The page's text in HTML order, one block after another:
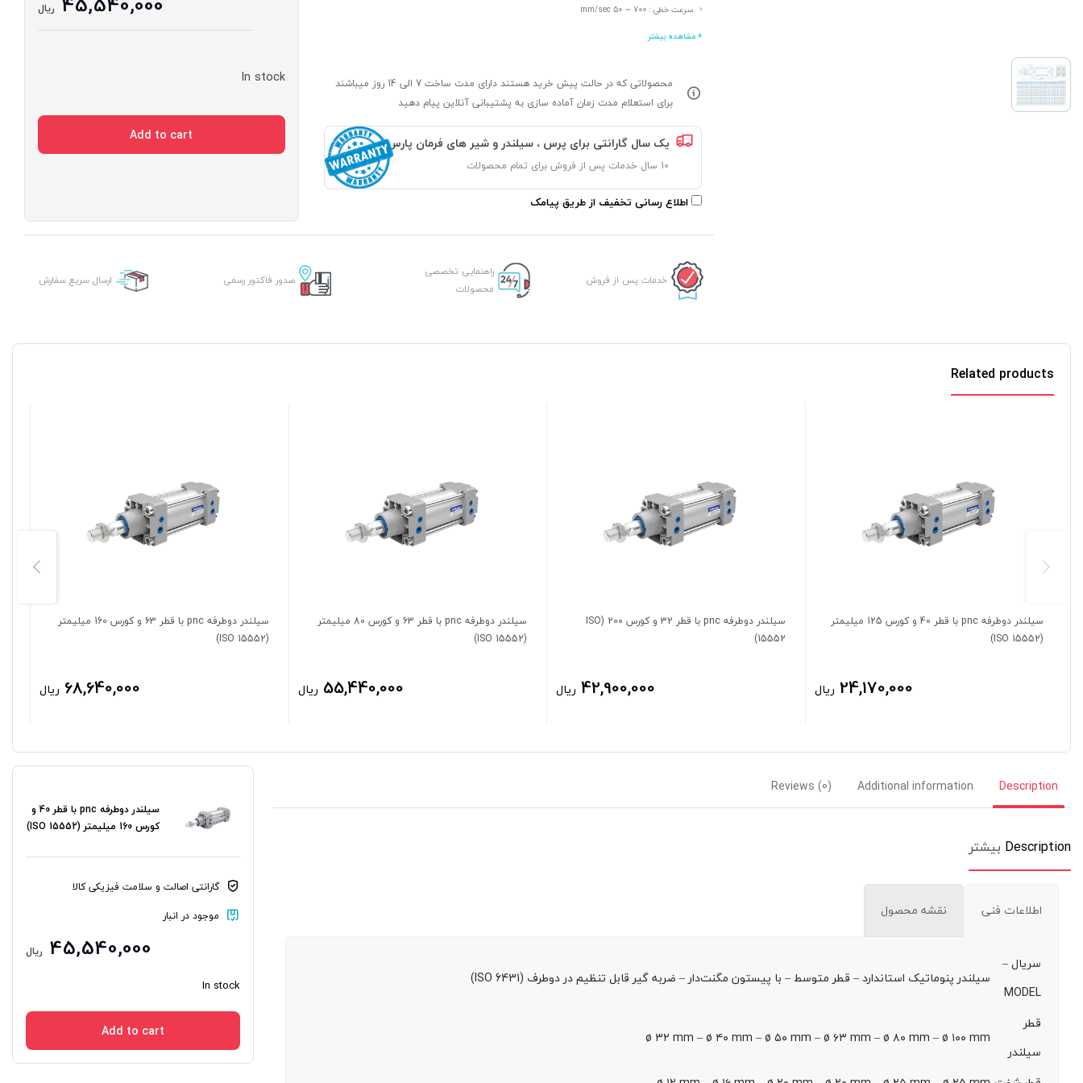
سرعت خطی : 700 ∼ 50 mm/sec
+ مشاهده بیشتر
محصولاتی که در حالت پیش خرید هستند دارای مدت ساخت 7 الی 14 روز میباشند
برای استعلام مدت زمان آماده سازی به پشتیبانی آنلاین پیام دهید
یک سال گارانتی برای پرس ، سیلندر و شیر های فرمان پارس
10 سال خدمات پس از فروش برای تمام محصولات
اطلاع رسانی تخفیف از طریق پیامک
ریال
In stock
Add to cart
خدمات پس از فروش
راهنمایی تخصصی
محصولات
صدور فاکتور رسمی ارسال سریع سفارش
Related products
سیلندر دوطرفه pnc با قطر 40 و کورس 125 میلیمتر
(ISO 15552)
24,170,000 ریال
سیلندر دوطرفه pnc با قطر 32 و کورس 200 (ISO
15552)
42,900,000 ریال
سیلندر دوطرفه pnc با قطر 63 و کورس 80 میلیمتر
(ISO 15552)
55,440,000 ریال
سیلندر دوطرفه pnc با قطر 63 و کورس 160 میلیمتر
(ISO 15552)
68,640,000 ریال
Description
Additional information
Reviews (0)
Description بیشتر
اطلاعات فنی نقشه محصول
سریال –
MODEL
سیلندر پنوماتیک استاندارد – قطر متوسط – با پیستون مگنت‌دار – ضربه گیر قابل تنظیم در دوطرف (ISO 6431)
قطر
سیلندر
ø ۳۲ mm – ø ۴۰ mm – ø ۵۰ mm – ø ۶۳ mm – ø ۸۰ mm – ø ۱۰۰ mm
سیلندر دوطرفه pnc با قطر 40 و
کورس 160 میلیمتر (ISO 15552)
گارانتی اصالت و سلامت فیزیکی کالا
موجود در انبار
45,540,000 ریال
In stock
Add to cart